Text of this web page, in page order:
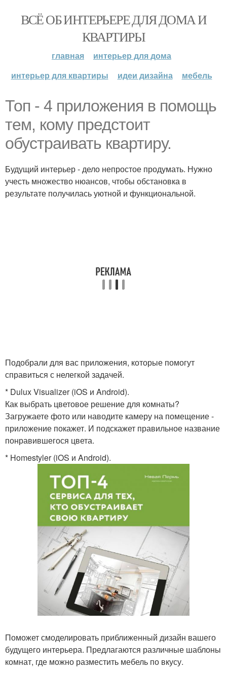
ВСЁ ОБ ИНТЕРЬЕРЕ ДЛЯ ДОМА И
КВАРТИРЫ
главная
интерьер для дома
интерьер для квартиры
идеи дизайна мебель
Топ - 4 приложения в помощь
тем, кому предстоит
обустраивать квартиру.
Будущий интерьер - дело непростое продумать. Нужно
учесть множество нюансов, чтобы обстановка в
результате получилась уютной и функциональной.
Подобрали для вас приложения, которые помогут
справиться с нелегкой задачей.
* Dulux Visualizer (iOS и Android).
Как выбрать цветовое решение для комнаты?
Загружаете фото или наводите камеру на помещение -
приложение покажет. И подскажет правильное название
понравившегося цвета.
* Homestyler (iOS и Android).
Поможет смоделировать приближенный дизайн вашего
будущего интерьера. Предлагаются различные шаблоны
комнат, где можно разместить мебель по вкусу.